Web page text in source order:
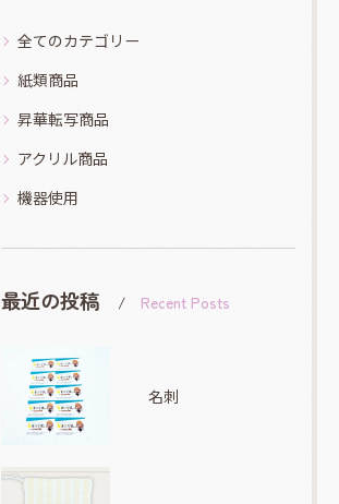
全てのカテゴリー
紙類商品
昇華転写商品
アクリル商品
機器使用
最近の投稿 Recent Posts
名刺